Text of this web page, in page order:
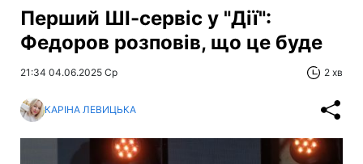
Перший ШІ-сервіс у "Дії":
Федоров розповів, що це буде
21:34 04.06.2025 Ср 2 хв
КАРІНА ЛЕВИЦЬКА